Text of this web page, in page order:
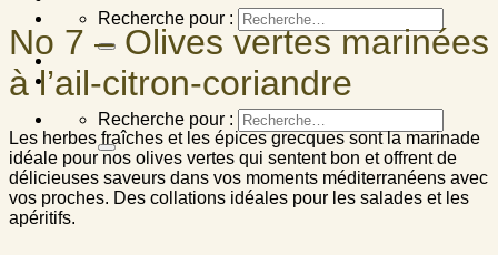
Recherche pour :
Recherche pour :
No 7 – Olives vertes marinées
à l’ail-citron-coriandre
Les herbes fraîches et les épices grecques sont la marinade
idéale pour nos olives vertes qui sentent bon et offrent de
délicieuses saveurs dans vos moments méditerranéens avec
vos proches. Des collations idéales pour les salades et les
apéritifs.